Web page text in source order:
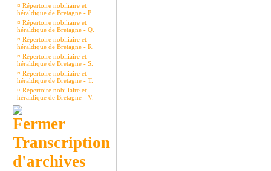
¤ Répertoire nobiliaire et
héraldique de Bretagne - P.
¤ Répertoire nobiliaire et
héraldique de Bretagne - Q.
¤ Répertoire nobiliaire et
héraldique de Bretagne - R.
¤ Répertoire nobiliaire et
héraldique de Bretagne - S.
¤ Répertoire nobiliaire et
héraldique de Bretagne - T.
¤ Répertoire nobiliaire et
héraldique de Bretagne - V.
Transcription
d'archives